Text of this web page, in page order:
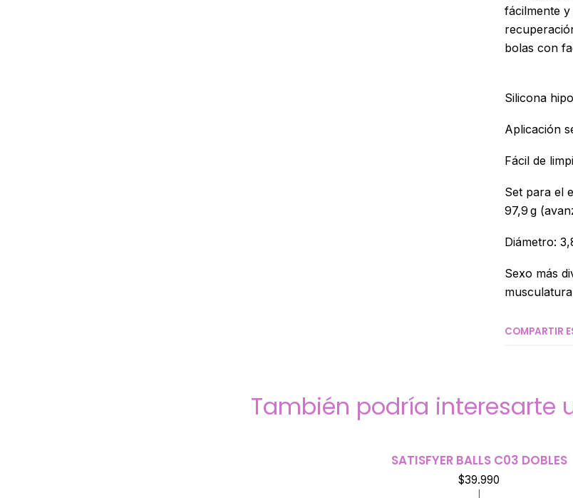
fácilmente
bolas con
Silicona
Aplicación
Fácil de
Set para el
97,9 g
Diámetro:
Sexo más
musculatura
COMPARTIR
También podría interesarte
SATISFYER BALLS C03 DOBLES
$39.990